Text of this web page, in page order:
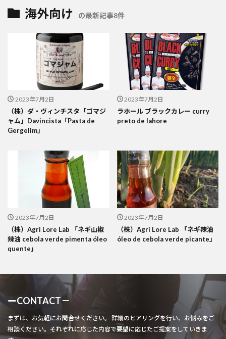
海外向け の最新記事8件
2023年7月2日
（株）ダ・ヴィンチスタ「ゴマジ
ャム」Davincista「Pasta de
Gergelim」
2023年7月2日
ラホール ブラックカレー curry
preto de lahore
2023年7月2日
（株）Agri Lore Lab 「ネギ山椒
辣油 cebola verde pimenta óleo
quente」
2023年7月2日
（株）Agri Lore Lab 「ネギ辣油
óleo de cebola verde picante」
ーCONTACT－
まずは、お気軽にお問合せください。 詳細のヒアリングを行い、お悩みをご
相談ください。それぞれに応じた内容で要望に応じたご提案をしていきま